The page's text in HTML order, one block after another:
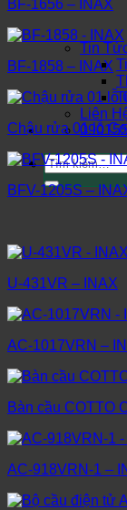
Tin
Liên
Tìm
kiếm:
BF-1656 – INAX
BF-1858 – INAX
Chậu rửa 01 lỗ
BFV-1205S –
U-431VR – INAX
AC-1017VRN –
Bàn cầu COTTO
AC-918VRN-1 –